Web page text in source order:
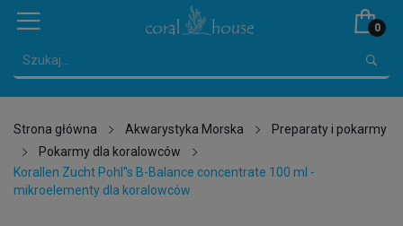
0
Strona główna Akwarystyka Morska
Preparaty i pokarmy
Pokarmy dla koralowców
Korallen Zucht Pohl"s B-Balance concentrate 100 ml -
mikroelementy dla koralowców